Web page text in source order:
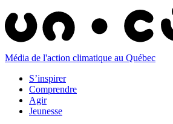
Média de l'action climatique au Québec
S’inspirer
Comprendre
Agir
Jeunesse